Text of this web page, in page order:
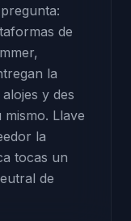
de
la
y des
Llave
la
tocas un
de